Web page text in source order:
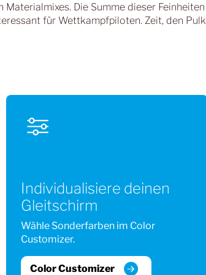
Die Summe dieser Feinheiten
für Wettkampfpiloten. Zeit, den Pulk
Individualisiere deinen
Gleitschirm
Wähle Sonderfarben im Color
Customizer.
Color Customizer